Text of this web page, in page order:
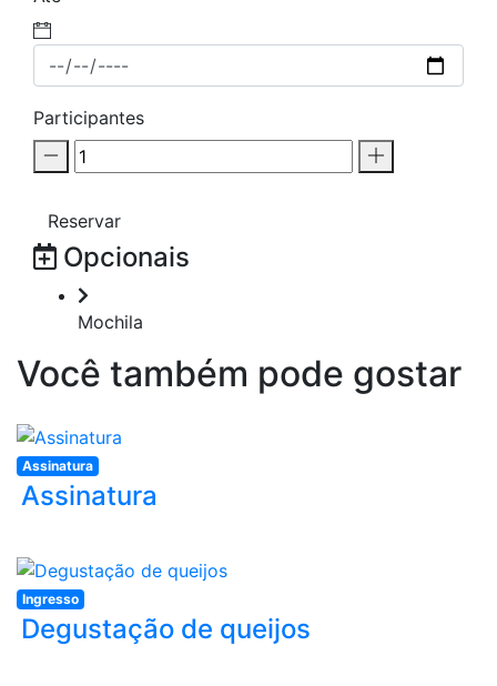
Participantes
Reservar
Opcionais
Mochila
Você também pode gostar
Assinatura
Assinatura
Ingresso
Degustação de queijos